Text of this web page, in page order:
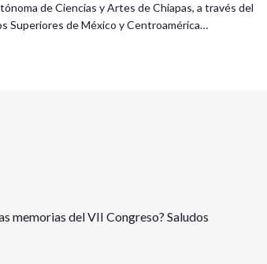
de Ciencias y Artes de Chiapas, a través del
Superiores de México y Centroamérica…
memorias del VII Congreso? Saludos